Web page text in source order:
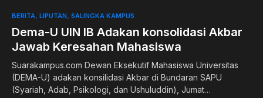
BERITA LIPUTAN SALINGKA KAMPUS
Dema-U UIN IB Adakan konsolidasi Akbar
Jawab Keresahan Mahasiswa
Suarakampus.com Dewan Eksekutif Mahasiswa Universitas
(DEMA-U) adakan konsilidasi Akbar di Bundaran SAPU
(Syariah, Adab, Psikologi, dan Ushuluddin), Jumat…